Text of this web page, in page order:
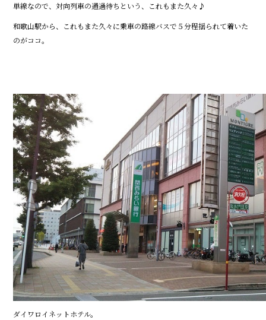
単線なので、対向列車の通過待ちという、これもまた久々♪
和歌山駅から、これもまた久々に乗車の路線バスで５分程揺られて着いた
のがココ。
ダイワロイネットホテル。